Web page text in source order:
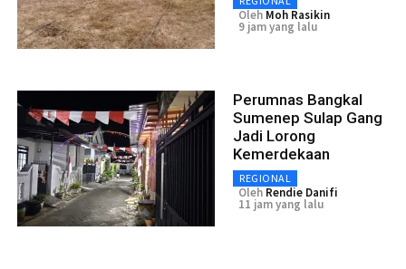
Oleh Moh Rasikin
9 jam yang lalu
Perumnas Bangkal
Sumenep Sulap Gang
Jadi Lorong
Kemerdekaan
REGIONAL
Oleh Rendie Danifi
11 jam yang lalu